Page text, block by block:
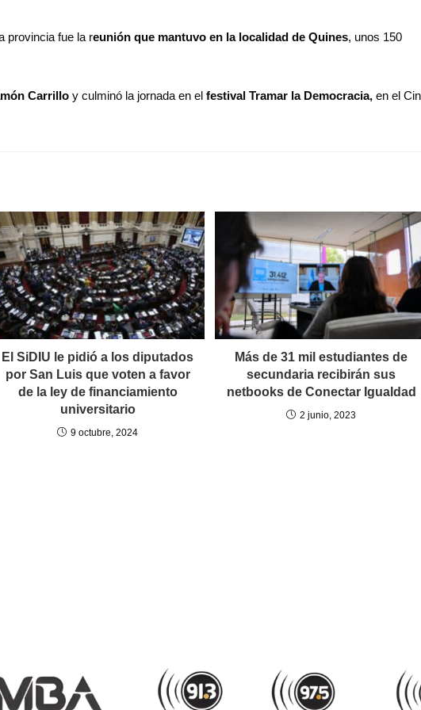
provincia fue la reunión que mantuvo en la localidad de Quines, unos 150
Carrillo y culminó la jornada en el festival Tramar la Democracia, en el
El SiDIU le pidió a los diputados
por San Luis que voten a favor
de la ley de financiamiento
universitario
9 octubre, 2024
Más de 31 mil estudiantes de
secundaria recibirán sus
netbooks de Conectar Igualdad
2 junio, 2023